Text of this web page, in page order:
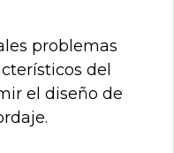
problemas
del
el diseño de